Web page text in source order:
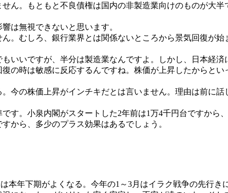
ん。もともと不良債権は国内の非製造業向けのものが大
は無視できないと思います。
むしろ、銀行業界とは関係ないところから景気回復が始
いいですが、半分は製造業なんですよ。しかし、日本経
の時は敏感に反応するんですね。株価が上昇したからと
の株価上昇がインチキだとは言いません。理由は前に話
。小泉内閣がスタートした2年前は1万4千円台ですから
から、多少のプラス効果はあるでしょう。
年下期がよくなる。今年の1～3月はイラク戦争の先行き